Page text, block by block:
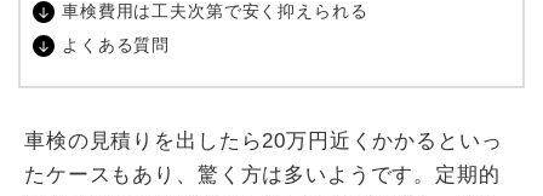
車検費用は工夫次第で安く抑えられる
よくある質問
車検の見積りを出したら20万円近くかかるといっ
たケースもあり、驚く方は多いようです。定期的